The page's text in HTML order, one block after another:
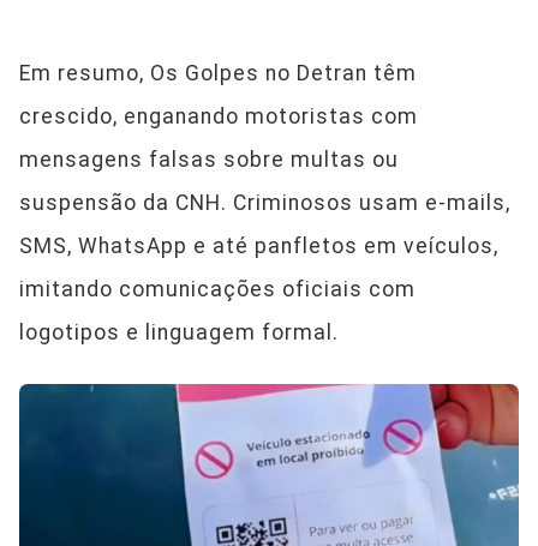
Em resumo, Os Golpes no Detran têm
crescido, enganando motoristas com
mensagens falsas sobre multas ou
suspensão da CNH. Criminosos usam e-mails,
SMS, WhatsApp e até panfletos em veículos,
imitando comunicações oficiais com
logotipos e linguagem formal.